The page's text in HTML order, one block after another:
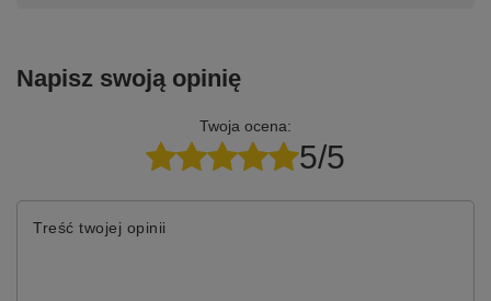
Napisz swoją opinię
Twoja ocena:
5/5
Treść twojej opinii